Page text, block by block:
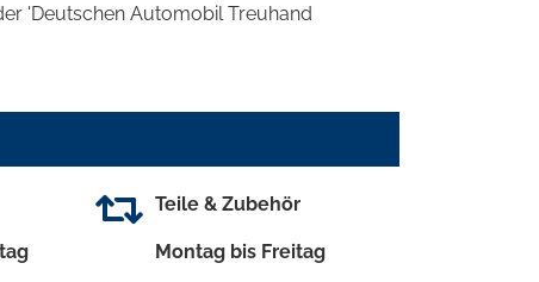
'Deutschen Automobil Treuhand
Teile & Zubehör
Montag bis Freitag